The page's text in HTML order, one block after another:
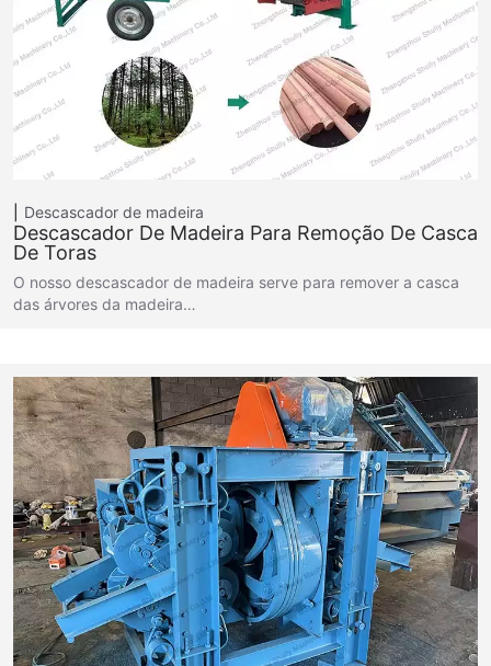
Descascador de madeira
Descascador De Madeira Para Remoção De Casca
De Toras
O nosso descascador de madeira serve para remover a casca
das árvores da madeira…